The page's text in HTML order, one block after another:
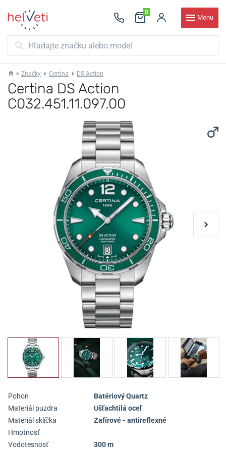
0
Menu
Značky Certina DS Action
Certina DS Action
C032.451.11.097.00
Pohon
Batériový Quartz
Materiál puzdra
Ušľachtilá oceľ
Materiál sklíčka
Zafírové - antireflexné
Hmotnosť
Vodotesnosť
300 m